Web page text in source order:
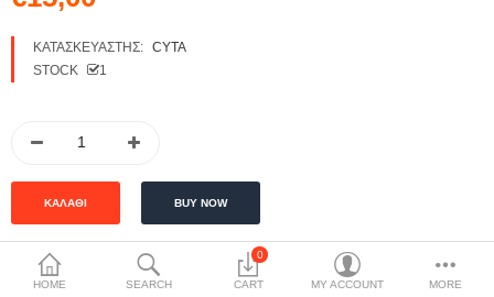
HOME SEARCH
0
CART MY ACCOUNT MORE
ΚΑΤΑΣΚΕΥΑΣΤΉΣ: CYTA
STOCK
1
ΠΕΡΙΓΡΑΦΉ